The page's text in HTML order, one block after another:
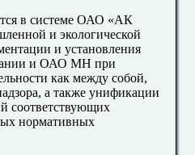
в системе ОАО «АК
и экологической
и установления
и ОАО МН при
как между собой,
а также унификации
соответствующих
нормативных